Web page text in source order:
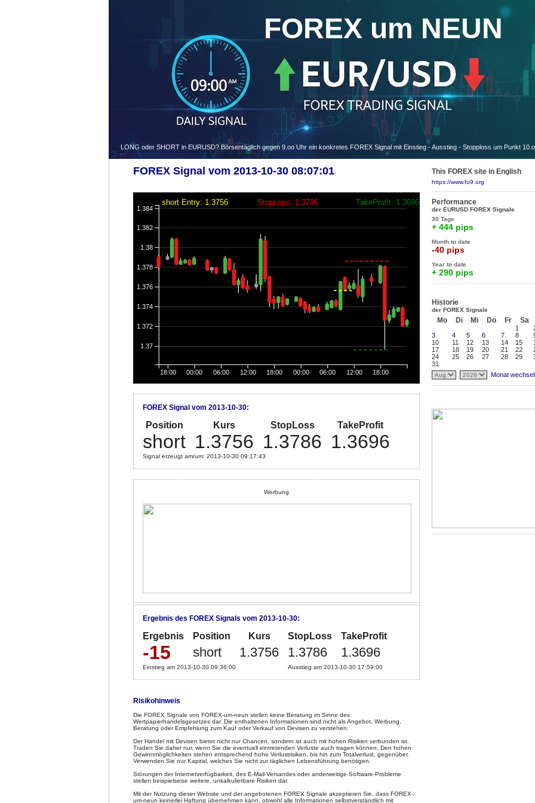
FOREX um NEUN
LONG oder SHORT in EURUSD? Börsentäglich gegen 9.oo Uhr ein konkretes FOREX Signal mit Einstieg - Ausstieg - Stopploss um Punkt
FOREX Signal vom 2013-10-30 08:07:01
18:00 00:00 06:00 12:00 18:00 00:00 06:00 12:00 18:00
1.37
1.372
1.374
1.376
1.378
1.38
1.382
1.384
short Entry: 1.3756 StopLoss: 1.3786 TakeProfit: 1.3696
FOREX Signal vom 2013-10-30:
Position Kurs StopLoss TakeProfit
short 1.3756 1.3786 1.3696
Signal erzeugt am/um: 2013-10-30 09:17:43
Werbung
Ergebnis des FOREX Signals vom 2013-10-30:
Ergebnis Position Kurs StopLoss TakeProfit
-15 short 1.3756 1.3786 1.3696
Einstieg am 2013-10-30 09:36:00 Ausstieg am 2013-10-30 17:59:00
Risikohinweis
Die FOREX Signale von FOREX-um-neun stellen keine Beratung im Sinne des
Wertpapierhandelsgesetzes dar. Die enthaltenen Informationen sind nicht als Angebot, Werbung,
Beratung oder Empfehlung zum Kauf oder Verkauf von Devisen zu verstehen.
Der Handel mit Devisen bietet nicht nur Chancen, sondern ist auch mit hohen Risiken verbunden ist.
Traden Sie daher nur, wenn Sie die eventuell eintretenden Verluste auch tragen können. Den hohen
Gewinnmöglichkeiten stehen entsprechend hohe Verlustrisiken, bis hin zum Totalverlust, gegenüber.
Verwenden Sie nur Kapital, welches Sie nicht zur täglichen Lebensführung benötigen.
Störungen der Internetverfügbarkeit, des E-Mail-Versandes oder anderweitige Software-Probleme
stellen beispielseise weitere, unkalkulierbare Risiken dar.
Mit der Nutzung dieser Website und der angebotenen FOREX Signale akzeptieren Sie, dass FOREX-
um-neun keinerlei Haftung übernehmen kann, obwohl alle Informationen selbstverständlich mit
This FOREX site in English
https://www.fu9.org
Performance
der EURUSD FOREX Signale
30 Tage
+ 444 pips
Month to date
-40 pips
Year to date
+ 290 pips
Historie
der FOREX Signale
Mo Di Mi Do Fr Sa
1
3
4 5 6 7 8
10
11 12 13 14 15
17
18 19 20 21 22
24
25 26 27 28 29
31
Monat